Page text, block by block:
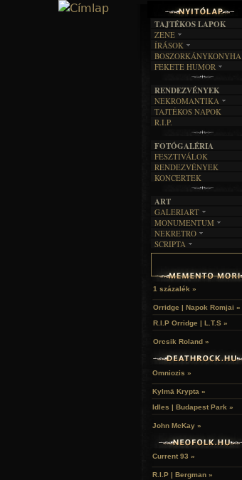
TAJTÉKOS LAPOK
ZENE
EGYÜTTESEK
INTERJÚK
FORDÍTÁSOK
DALSZÖVEGEK
ÍRÁSOK
IRODALOM
FILM
MŰVÉSZET
ÍRÁSTÖRTÉNET
BOSZORKÁNYKONYHA
FEKETE HUMOR
SZÖVEGES
RENDEZVÉNYEK
NEKROMANTIKA
AKTUÁLIS
A MÚLT
TAJTÉKOS NAPOK
R.I.P.
FOTÓGALÉRIA
FESZTIVÁLOK
RENDEZVÉNYEK
KONCERTEK
ART
GALERIART
ARTGALERI
KÉPREGÉNYEK
LAKÁSKULTS
MONUMENTUM
TEMETŐK
TEMPLOMOK
HELYEK
NEKRETRO
SZUBKULT
RELIKVIÁK
SCRIPTA
NOVELLÁK
HALÁLTÁNC
1 százalék »
Orridge | Napok Romjai »
R.I.P Orridge | L.T.S »
Orcsik Roland »
Omniozis »
Kylmä Krypta »
Idles | Budapest Park »
John McKay »
Current 93 »
R.I.P | Bergman »